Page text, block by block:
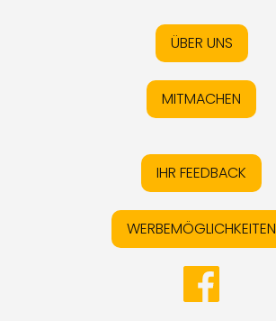
ÜBER UNS
MITMACHEN
IHR FEEDBACK
WERBEMÖGLICHKEITEN